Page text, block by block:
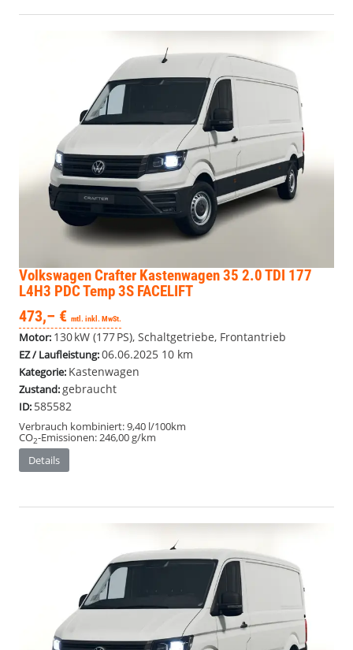
Volkswagen Crafter Kastenwagen35 2.0 TDI 177
L4H3 PDC Temp 3S FACELIFT
473,– € mtl. inkl. MwSt.
Motor: 130 kW (177 PS), Schaltgetriebe, Frontantrieb
EZ / Laufleistung:06.06.2025 10 km
Kategorie: Kastenwagen
Zustand:gebraucht
ID: 585582
Verbrauch kombiniert:9,40 l/100km
CO2-Emissionen:246,00 g/km
Details